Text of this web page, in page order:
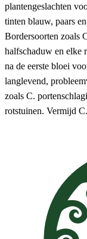
plantengeslachten
tinten blauw, paars
Bordersoorten zoals
halfschaduw en elke
na de eerste bloei
langlevend,
zoals C.
rotstuinen. Vermijd